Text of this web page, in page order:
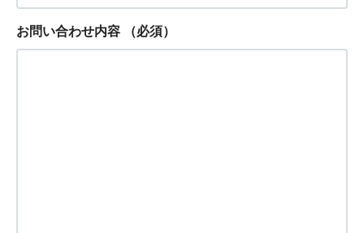
お問い合わせ内容 （必須）